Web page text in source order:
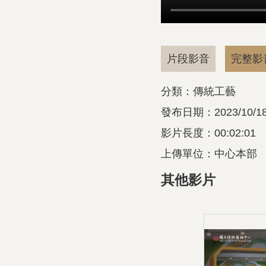
片段影音 完整影
分類：傳統工藝
發布日期：2023/10/
影片長度：00:02:01
上傳單位：中心本部
其他影片